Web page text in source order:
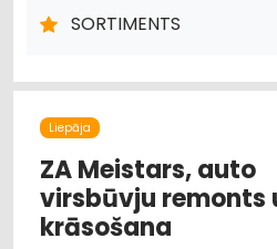
INSTRUMENTU UN DARBARĪKU
MOTORU EĻĻAS, SMĒRVIELAS
LAUKSAIMNIECĪBAS TEHNIKAS UN
AUTO PAPILDIERĪCES UN
ELEKTROTEHNISKO IEKĀRTU UN
TIRDZNIECĪBA
SORTIMENTS
Liepāja
ZA Meistars, auto
virsbūvju remonts
krāsošana